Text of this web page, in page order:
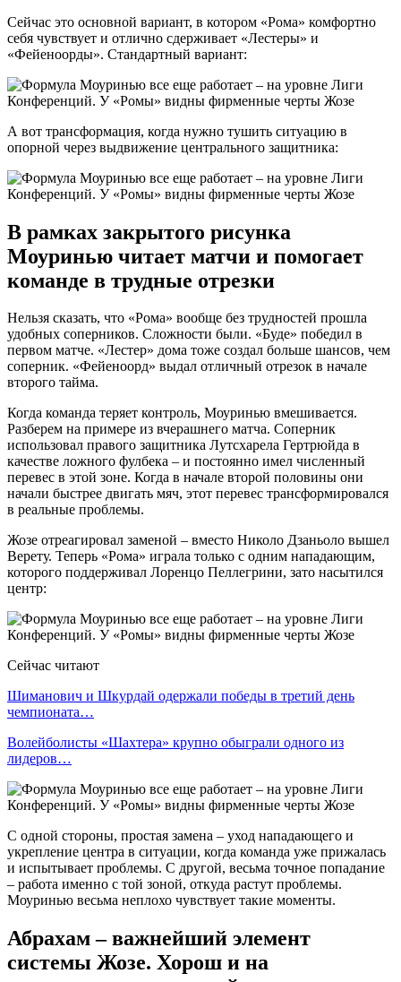
Сейчас это основной вариант, в котором «Рома» комфортно
себя чувствует и отлично сдерживает «Лестеры» и
«Фейеноорды». Стандартный вариант:
А вот трансформация, когда нужно тушить ситуацию в
опорной через выдвижение центрального защитника:
В рамках закрытого рисунка
Моуринью читает матчи и помогает
команде в трудные отрезки
Нельзя сказать, что «Рома» вообще без трудностей прошла
удобных соперников. Сложности были. «Буде» победил в
первом матче. «Лестер» дома тоже создал больше шансов, чем
соперник. «Фейеноорд» выдал отличный отрезок в начале
второго тайма.
Когда команда теряет контроль, Моуринью вмешивается.
Разберем на примере из вчерашнего матча. Соперник
использовал правого защитника Лутсхарела Гертрюйда в
качестве ложного фулбека – и постоянно имел численный
перевес в этой зоне. Когда в начале второй половины они
начали быстрее двигать мяч, этот перевес трансформировался
в реальные проблемы.
Жозе отреагировал заменой – вместо Николо Дзаньоло вышел
Верету. Теперь «Рома» играла только с одним нападающим,
которого поддерживал Лоренцо Пеллегрини, зато насытился
центр:
Сейчас читают
Шиманович и Шкурдай одержали победы в третий день
чемпионата…
Волейболисты «Шахтера» крупно обыграли одного из
лидеров…
С одной стороны, простая замена – уход нападающего и
укрепление центра в ситуации, когда команда уже прижалась
и испытывает проблемы. С другой, весьма точное попадание
– работа именно с той зоной, откуда растут проблемы.
Моуринью весьма неплохо чувствует такие моменты.
Абрахам – важнейший элемент
системы Жозе. Хорош и на